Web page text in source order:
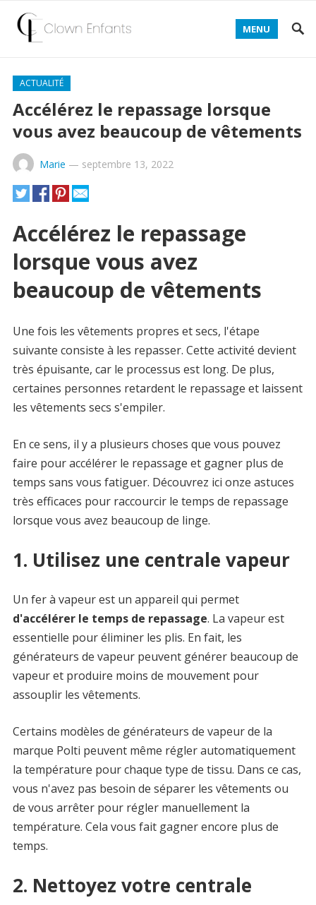
MENU
ACTUALITÉ
Accélérez le repassage lorsque
vous avez beaucoup de vêtements
Marie — septembre 13, 2022
Accélérez le repassage
lorsque vous avez
beaucoup de vêtements
Une fois les vêtements propres et secs, l'étape
suivante consiste à les repasser. Cette activité devient
très épuisante, car le processus est long. De plus,
certaines personnes retardent le repassage et laissent
les vêtements secs s'empiler.
En ce sens, il y a plusieurs choses que vous pouvez
faire pour accélérer le repassage et gagner plus de
temps sans vous fatiguer. Découvrez ici onze astuces
très efficaces pour raccourcir le temps de repassage
lorsque vous avez beaucoup de linge.
1. Utilisez une centrale vapeur
Un fer à vapeur est un appareil qui permet
d'accélérer le temps de repassage. La vapeur est
essentielle pour éliminer les plis. En fait, les
générateurs de vapeur peuvent générer beaucoup de
vapeur et produire moins de mouvement pour
assouplir les vêtements.
Certains modèles de générateurs de vapeur de la
marque Polti peuvent même régler automatiquement
la température pour chaque type de tissu. Dans ce cas,
vous n'avez pas besoin de séparer les vêtements ou
de vous arrêter pour régler manuellement la
température. Cela vous fait gagner encore plus de
temps.
2. Nettoyez votre centrale